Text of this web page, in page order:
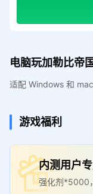
电脑玩加勒比帝
适配 Windows 和
游戏福利
内测用户
强化剂*5000